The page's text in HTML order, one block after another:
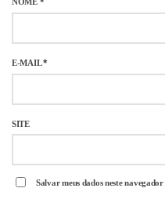
*
E-MAIL*
SITE
Salvar meus dados neste